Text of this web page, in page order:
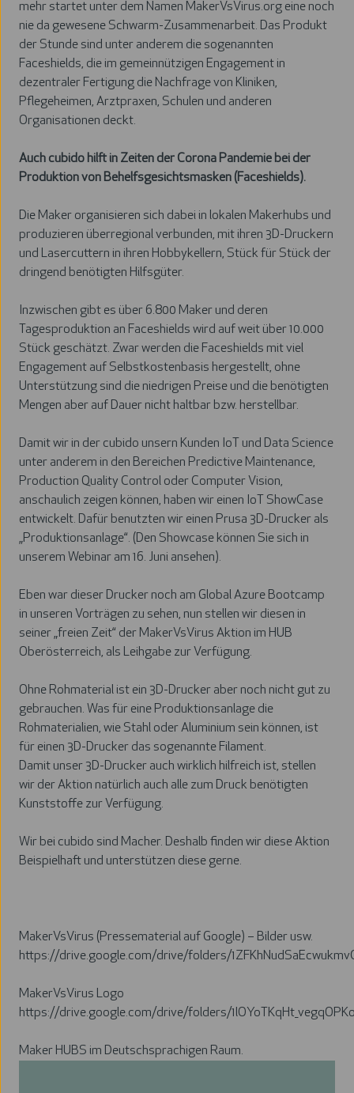
mehr startet unter dem Namen MakerVsVirus.org eine noch
nie da gewesene Schwarm-Zusammenarbeit. Das Produkt
der Stunde sind unter anderem die sogenannten
Faceshields, die im gemeinnützigen Engagement in
dezentraler Fertigung die Nachfrage von Kliniken,
Pflegeheimen, Arztpraxen, Schulen und anderen
Organisationen deckt.
Auch cubido hilft in Zeiten der Corona Pandemie bei der
Produktion von Behelfsgesichtsmasken (Faceshields).
Die Maker organisieren sich dabei in lokalen Makerhubs und
produzieren überregional verbunden, mit ihren 3D-Druckern
und Lasercuttern in ihren Hobbykellern, Stück für Stück der
dringend benötigten Hilfsgüter.
Inzwischen gibt es über 6.800 Maker und deren
Tagesproduktion an Faceshields wird auf weit über 10.000
Stück geschätzt. Zwar werden die Faceshields mit viel
Engagement auf Selbstkostenbasis hergestellt, ohne
Unterstützung sind die niedrigen Preise und die benötigten
Mengen aber auf Dauer nicht haltbar bzw. herstellbar.
Damit wir in der cubido unsern Kunden IoT und Data Science
unter anderem in den Bereichen Predictive Maintenance,
Production Quality Control oder Computer Vision,
anschaulich zeigen können, haben wir einen IoT ShowCase
entwickelt. Dafür benutzten wir einen Prusa 3D-Drucker als
„Produktionsanlage“. (Den Showcase können Sie sich in
unserem Webinar am 16. Juni ansehen).
Eben war dieser Drucker noch am Global Azure Bootcamp
in unseren Vorträgen zu sehen, nun stellen wir diesen in
seiner „freien Zeit“ der MakerVsVirus Aktion im HUB
Oberösterreich, als Leihgabe zur Verfügung.
Ohne Rohmaterial ist ein 3D-Drucker aber noch nicht gut zu
gebrauchen. Was für eine Produktionsanlage die
Rohmaterialien, wie Stahl oder Aluminium sein können, ist
für einen 3D-Drucker das sogenannte Filament.
Damit unser 3D-Drucker auch wirklich hilfreich ist, stellen
wir der Aktion natürlich auch alle zum Druck benötigten
Kunststoffe zur Verfügung.
Wir bei cubido sind Macher. Deshalb finden wir diese Aktion
Beispielhaft und unterstützen diese gerne.
MakerVsVirus (Pressematerial auf Google) – Bilder usw.
https://drive.google.com/drive/folders/
MakerVsVirus Logo
https://drive.google.com/drive/folders/
Maker HUBS im Deutschsprachigen Raum.